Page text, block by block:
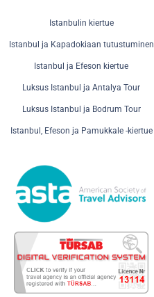
Istanbulin kiertue
Istanbul ja Kapadokiaan tutustuminen
Istanbul ja Efeson kiertue
Luksus Istanbul ja Antalya Tour
Luksus Istanbul ja Bodrum Tour
Istanbul, Efeson ja Pamukkale -kiertue